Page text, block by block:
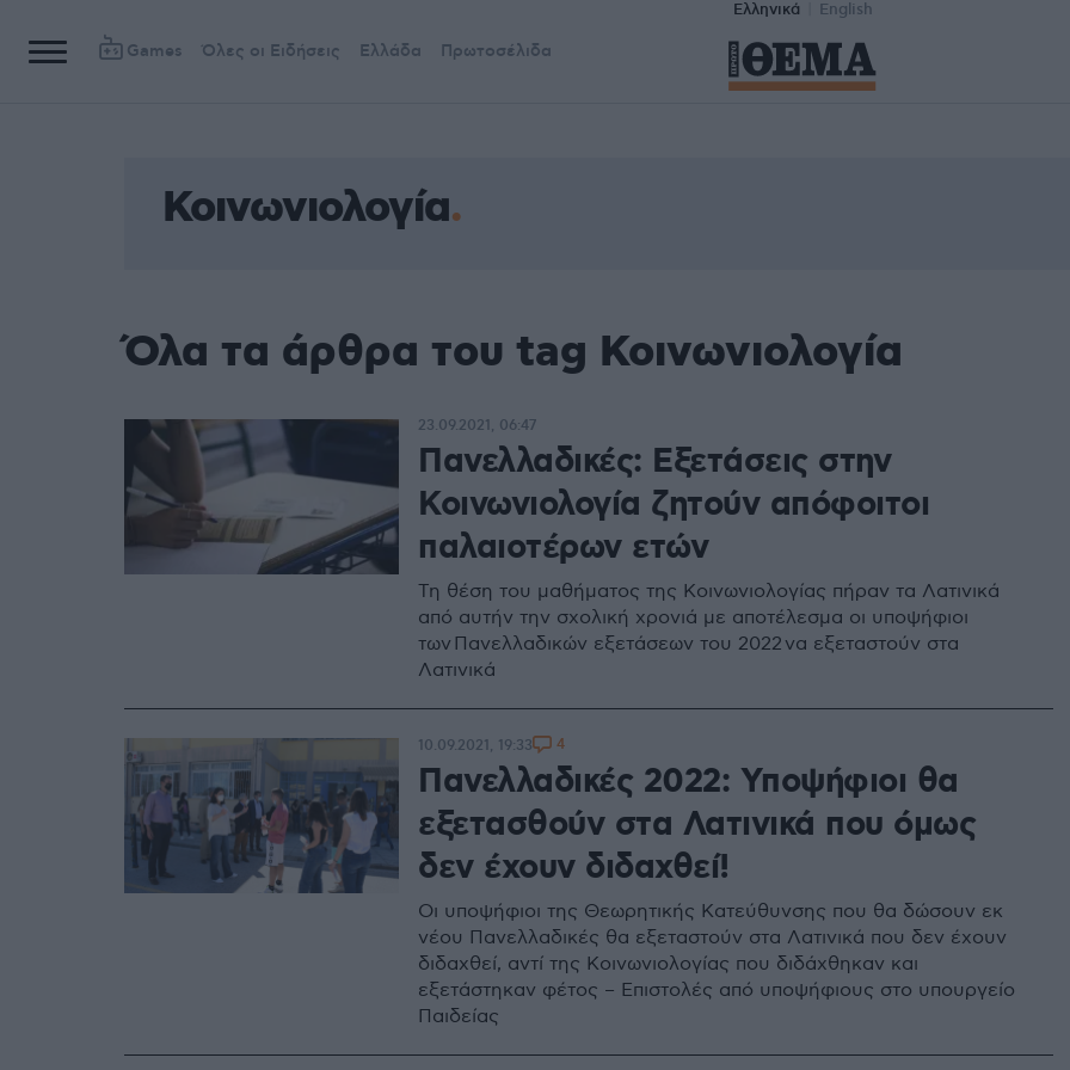
Ελληνικά English
Games Όλες οι Ειδήσεις Ελλάδα Πρωτοσέλιδα
Κοινωνιολογία
Όλα τα άρθρα του tag Κοινωνιολογία
Πανελλαδικές: Εξετάσεις στην
Κοινωνιολογία ζητούν απόφοιτοι
παλαιοτέρων ετών
Τη θέση του μαθήματος της Κοινωνιολογίας πήραν τα Λατινικά
από αυτήν την σχολική χρονιά με αποτέλεσμα οι υποψήφιοι
των Πανελλαδικών εξετάσεων του 2022 να εξεταστούν στα
Λατινικά
23.09.2021, 06:47
Πανελλαδικές 2022: Υποψήφιοι θα
εξετασθούν στα Λατινικά που όμως
δεν έχουν διδαχθεί!
Οι υποψήφιοι της Θεωρητικής Κατεύθυνσης που θα δώσουν εκ
νέου Πανελλαδικές θα εξεταστούν στα Λατινικά που δεν έχουν
διδαχθεί, αντί της Κοινωνιολογίας που διδάχθηκαν και
εξετάστηκαν φέτος – Επιστολές από υποψήφιους στο υπουργείο
Παιδείας
10.09.2021, 19:33 4